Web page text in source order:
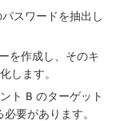
スワードを抽出し
を作成し、そのキ
します。
ト B のターゲット
要があります。